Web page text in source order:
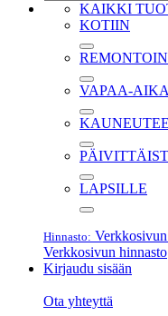
KAIKKI
KOTIIN
VAPAA-
LAPSILLE
Hinnasto:
Verkkosivun hinnasto
Kirjaudu sisään
Ota yhteyttä